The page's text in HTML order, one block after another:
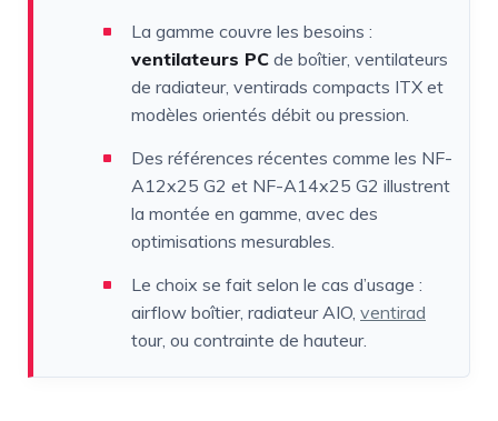
La gamme couvre les besoins :
ventilateurs PC de boîtier, ventilateurs
de radiateur, ventirads compacts ITX et
modèles orientés débit ou pression.
Des références récentes comme les NF-
A12x25 G2 et NF-A14x25 G2 illustrent
la montée en gamme, avec des
optimisations mesurables.
Le choix se fait selon le cas d’usage :
airflow boîtier, radiateur AIO, ventirad
tour, ou contrainte de hauteur.